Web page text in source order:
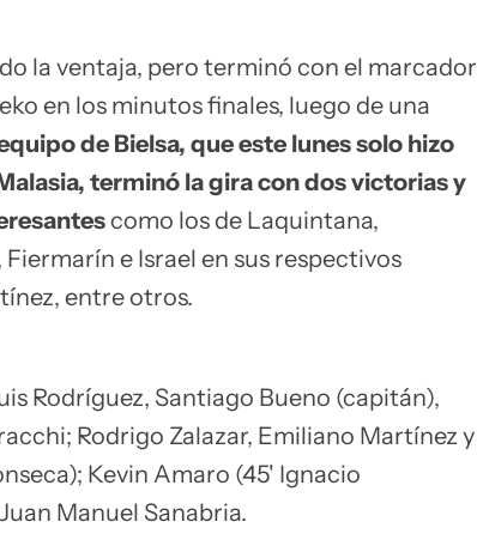
la ventaja, pero terminó con el marcador
en los minutos finales, luego de una
de Bielsa, que este lunes solo hizo
terminó la gira con dos victorias y
como los de Laquintana,
e Israel en sus respectivos
entre otros.
Rodríguez, Santiago Bueno (capitán),
Rodrigo Zalazar, Emiliano Martínez y
Kevin Amaro (45' Ignacio
Manuel Sanabria.